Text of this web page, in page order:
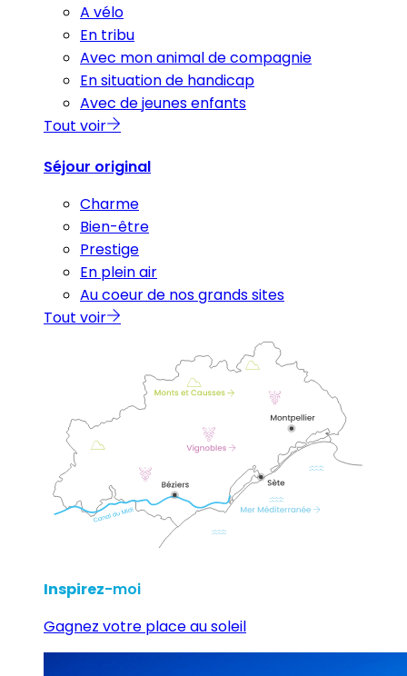
A vélo
En tribu
Avec mon animal de compagnie
En situation de handicap
Avec de jeunes enfants
Tout voir
Séjour original
Charme
Bien-être
Prestige
En plein air
Au coeur de nos grands sites
Tout voir
Inspirez-moi
Gagnez votre place au soleil